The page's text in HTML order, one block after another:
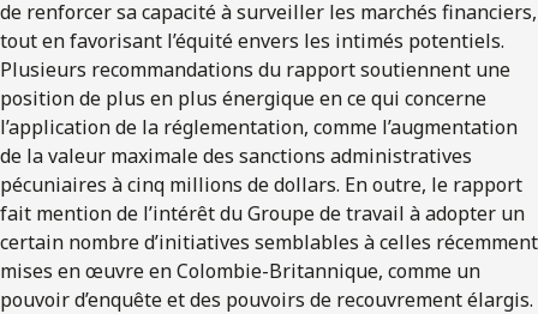
de renforcer sa capacité à surveiller les marchés financiers,
tout en favorisant l’équité envers les intimés potentiels.
Plusieurs recommandations du rapport soutiennent une
position de plus en plus énergique en ce qui concerne
l’application de la réglementation, comme l’augmentation
de la valeur maximale des sanctions administratives
pécuniaires à cinq millions de dollars. En outre, le rapport
fait mention de l’intérêt du Groupe de travail à adopter un
certain nombre d’initiatives semblables à celles récemment
mises en œuvre en Colombie-Britannique, comme un
pouvoir d’enquête et des pouvoirs de recouvrement élargis.